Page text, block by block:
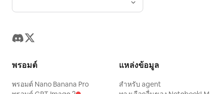
พรอมต์
พรอมต์ Nano Banana Pro
แหล่งข้อมูล
สำหรับ agent